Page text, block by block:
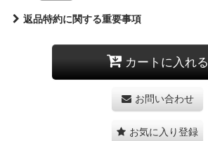
返品特約に関する重要事項
カートに入れる
お問い合わせ
お気に入り登録